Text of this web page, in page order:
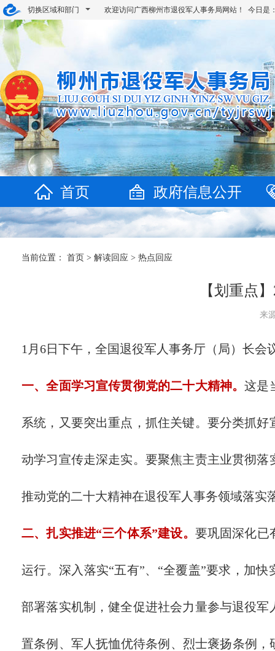
切换区域和部门 欢迎访问广西柳州市退役军人事务局网站！ 今日是
首页 政府信息公开
当前位置： 首页 > 解读回应 > 热点回应
【划重点
来
1月6日下午，全国退役军人事务厅（局）长
一、全面学习宣传贯彻党的二十大精神。这是
系统，又要突出重点，抓住关键。要分类抓
动学习宣传走深走实。要聚焦主责主业贯彻
推动党的二十大精神在退役军人事务领域落实
二、扎实推进“三个体系”建设。 要巩固深化已
运行。深入落实“五有”、“全覆盖”要求，加
部署落实机制，健全促进社会力量参与退役
置条例、军人抚恤优待条例、烈士褒扬条例